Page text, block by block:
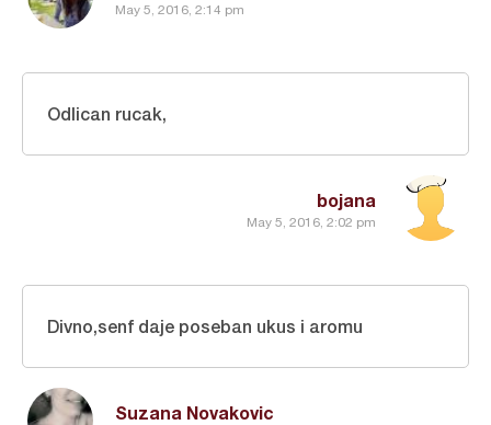
May 5, 2016, 2:14 pm
bojana
May 5, 2016, 2:02 pm
Odlican rucak,
Suzana Novakovic
Divno,senf daje poseban ukus i aromu